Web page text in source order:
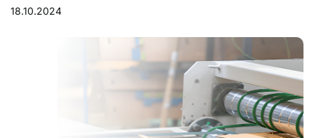
18.10.2024